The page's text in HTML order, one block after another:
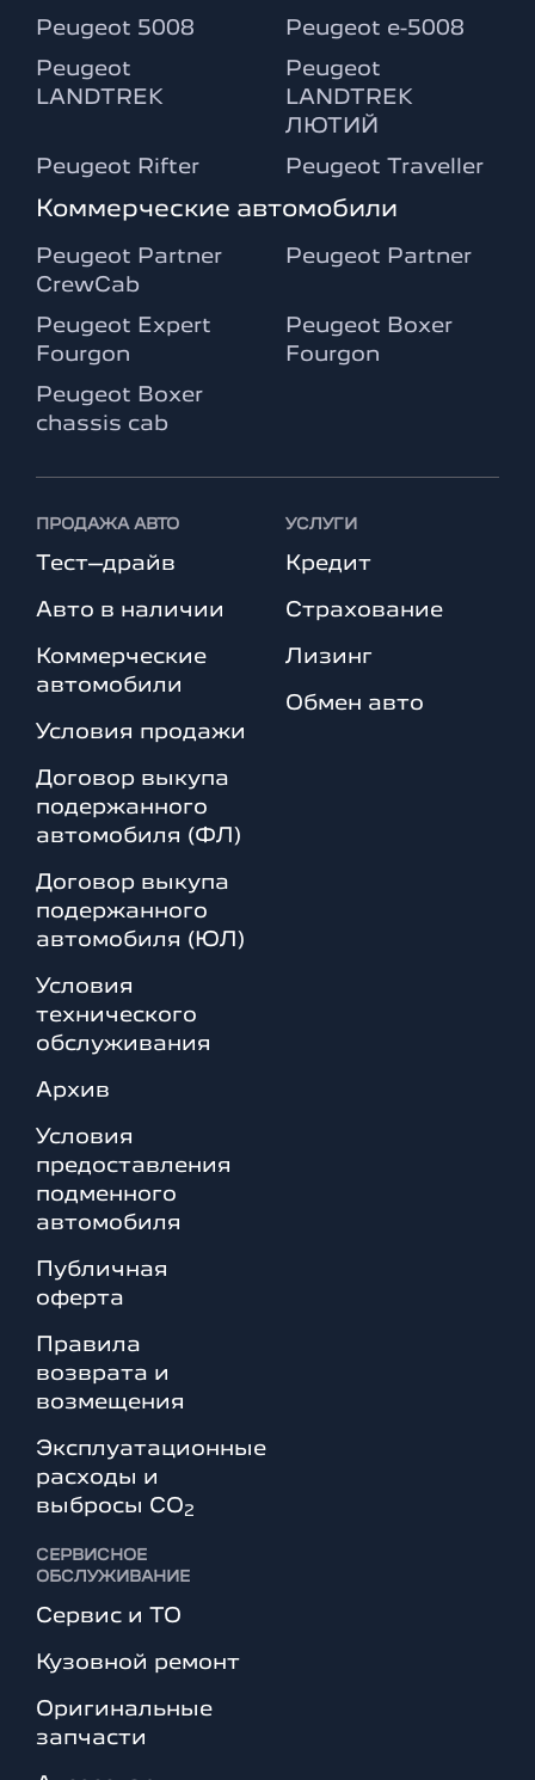
Peugeot 5008 Peugeot e-5008
Peugeot
LANDTREK
Peugeot
LANDTREK
ЛЮТИЙ
Peugeot Rifter Peugeot Traveller
Коммерческие автомобили
Peugeot Partner
CrewCab
Peugeot Partner
Peugeot Expert
Fourgon
Peugeot Boxer
Fourgon
Peugeot Boxer
chassis cab
ПРОДАЖА АВТО
Тест–драйв
Авто в наличии
Коммерческие
автомобили
Условия продажи
Договор выкупа
подержанного
автомобиля (ФЛ)
Договор выкупа
подержанного
автомобиля (ЮЛ)
Условия
технического
обслуживания
Архив
Условия
предоставления
подменного
автомобиля
Публичная
оферта
Правила
возврата и
возмещения
Эксплуатационные
расходы и
выбросы СО2
УСЛУГИ
Кредит
Страхование
Лизинг
Обмен авто
СЕРВИСНОЕ
ОБСЛУЖИВАНИЕ
Сервис и ТО
Кузовной ремонт
Оригинальные
запчасти